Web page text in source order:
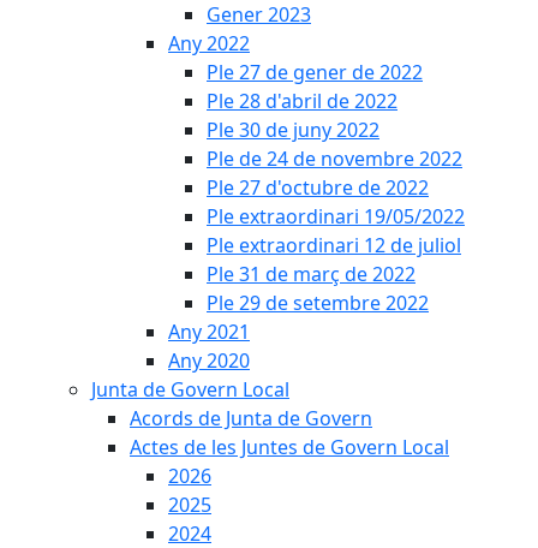
Gener 2023
Any 2022
Ple 27 de gener de 2022
Ple 28 d'abril de 2022
Ple 30 de juny 2022
Ple de 24 de novembre 2022
Ple 27 d'octubre de 2022
Ple extraordinari 19/05/2022
Ple extraordinari 12 de juliol
Ple 31 de març de 2022
Ple 29 de setembre 2022
Any 2021
Any 2020
Junta de Govern Local
Acords de Junta de Govern
Actes de les Juntes de Govern Local
2026
2025
2024